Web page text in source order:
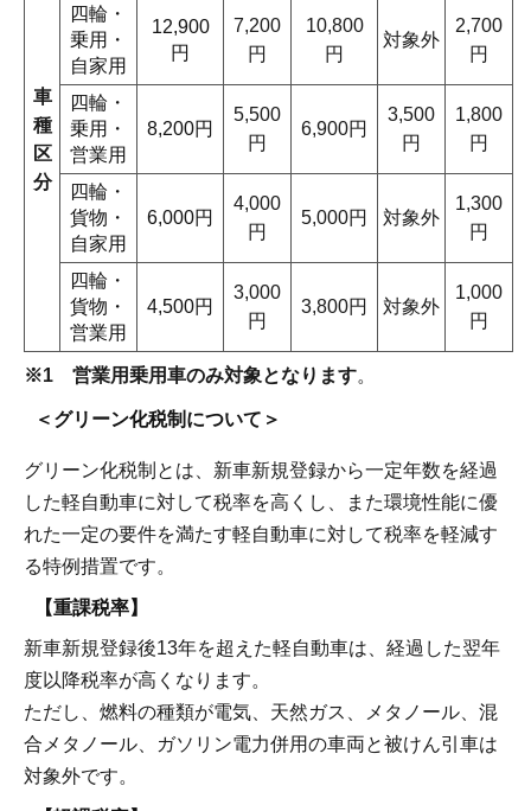
車
種
区
分
四輪・
乗用・
自家用
12,900
円
7,200
円
10,800
円
対象外
2,700
円
四輪・
乗用・
営業用
8,200円
5,500
円
6,900円
3,500
円
1,800
円
四輪・
貨物・
自家用
6,000円
4,000
円
5,000円 対象外
1,300
円
四輪・
貨物・
営業用
4,500円
3,000
円
3,800円 対象外
1,000
円
※1 営業用乗用車のみ対象となります。
＜グリーン化税制について＞
グリーン化税制とは、新車新規登録から一定年数を経過
した軽自動車に対して税率を高くし、また環境性能に優
れた一定の要件を満たす軽自動車に対して税率を軽減す
る特例措置です。
【重課税率】
新車新規登録後13年を超えた軽自動車は、経過した翌年
度以降税率が高くなります。
ただし、燃料の種類が電気、天然ガス、メタノール、混
合メタノール、ガソリン電力併用の車両と被けん引車は
対象外です。